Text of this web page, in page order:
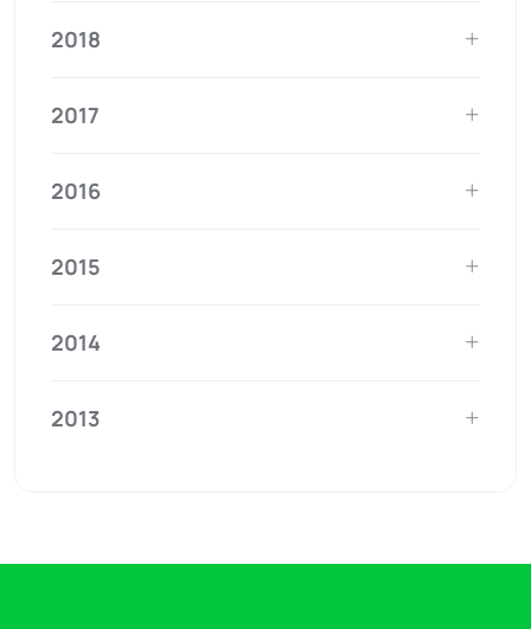
2018
2017
2016
2015
2014
2013